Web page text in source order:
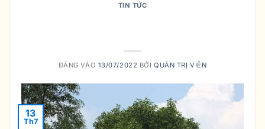
TIN TỨC
ĐĂNG VÀO 13/07/2022 BỞIQUẢN TRỊ VIÊN
13
Th7